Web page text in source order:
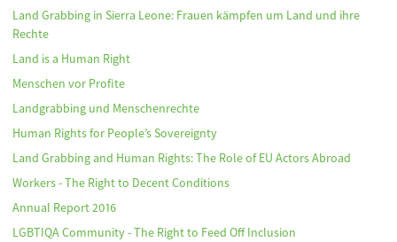
Land Grabbing in Sierra Leone: Frauen kämpfen um Land und ihre
Rechte
Land is a Human Right
Menschen vor Profite
Landgrabbing und Menschenrechte
Human Rights for People’s Sovereignty
Land Grabbing and Human Rights: The Role of EU Actors Abroad
Workers - The Right to Decent Conditions
Annual Report 2016
LGBTIQA Community - The Right to Feed Off Inclusion